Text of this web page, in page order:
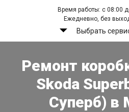
Время работы: с 08:00
Ежедневно, без
Выбрать
Ремонт
Skoda
Суперб) в